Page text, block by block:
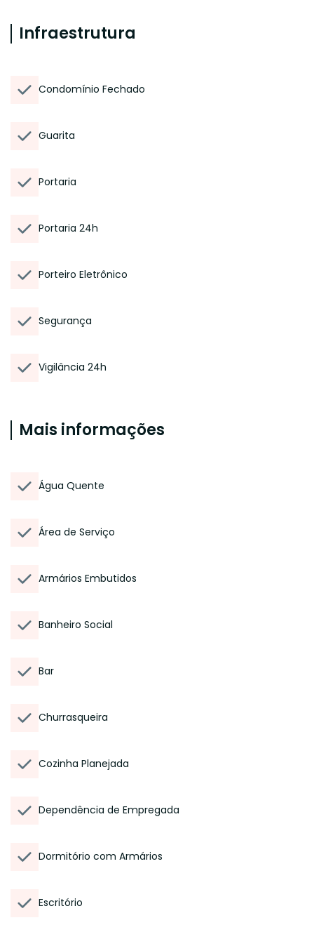
Infraestrutura
Condomínio Fechado
Guarita
Portaria
Portaria 24h
Porteiro Eletrônico
Segurança
Vigilância 24h
Mais informações
Água Quente
Área de Serviço
Armários Embutidos
Banheiro Social
Bar
Churrasqueira
Cozinha Planejada
Dependência de Empregada
Dormitório com Armários
Escritório